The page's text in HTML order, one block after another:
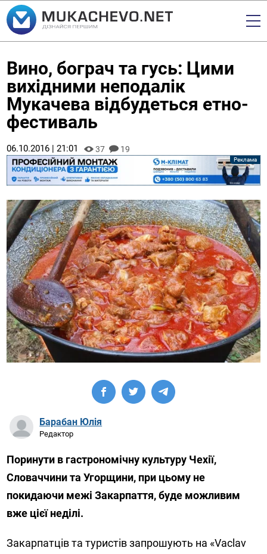
Вино, бограч та гусь: Цими
вихідними неподалік
Мукачева відбудеться етно-
фестиваль
06.10.2016 | 21:01 37 19
Барабан Юлія
Редактор
Поринути в гастрономічну культуру Чехії,
Словаччини та Угорщини, при цьому не
покидаючи межі Закарпаття, буде можливим
вже цієї неділі.
Закарпатців та туристів запрошують на «Vaclav